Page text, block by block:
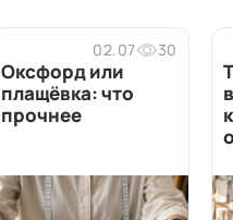
02.07 30
Оксфорд или
плащёвка: что
прочнее